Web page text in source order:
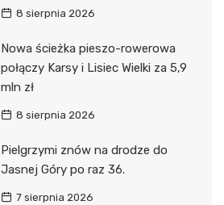
8 sierpnia 2026
Nowa ścieżka pieszo-rowerowa
połączy Karsy i Lisiec Wielki za 5,9
mln zł
8 sierpnia 2026
Pielgrzymi znów na drodze do
Jasnej Góry po raz 36.
7 sierpnia 2026